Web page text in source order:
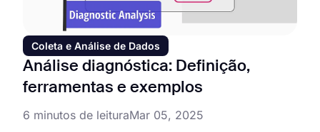
Coleta e Análise de Dados
Análise diagnóstica: Definição,
ferramentas e exemplos
6 minutos de leituraMar 05, 2025